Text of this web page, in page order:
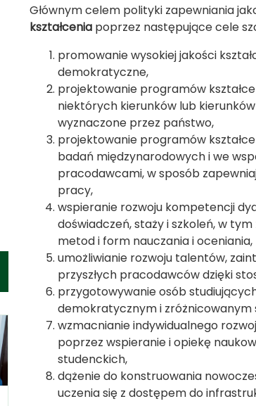
Głównym celem polityki zapewniania
kształcenia poprzez następujące cele
promowanie wysokiej jakości
demokratyczne,
projektowanie programów
niektórych kierunków lub
wyznaczone przez państwo,
projektowanie programów
badań międzynarodowych i we
pracodawcami, w sposób
pracy,
wspieranie rozwoju kompetencji
doświadczeń, staży i szkoleń, w
metod i form nauczania i oceniania,
umożliwianie rozwoju talentów,
przyszłych pracodawców dzięki
przygotowywanie osób
demokratycznym i zróżnicowanym
wzmacnianie indywidualnego
poprzez wspieranie i opiekę
studenckich,
dążenie do konstruowania
uczenia się z dostępem do